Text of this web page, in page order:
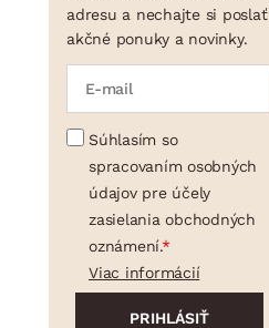
adresu a nechajte si poslať
akčné ponuky a novinky.
Súhlasím so
spracovaním osobných
údajov pre účely
zasielania obchodných
oznámení.
Viac informácií